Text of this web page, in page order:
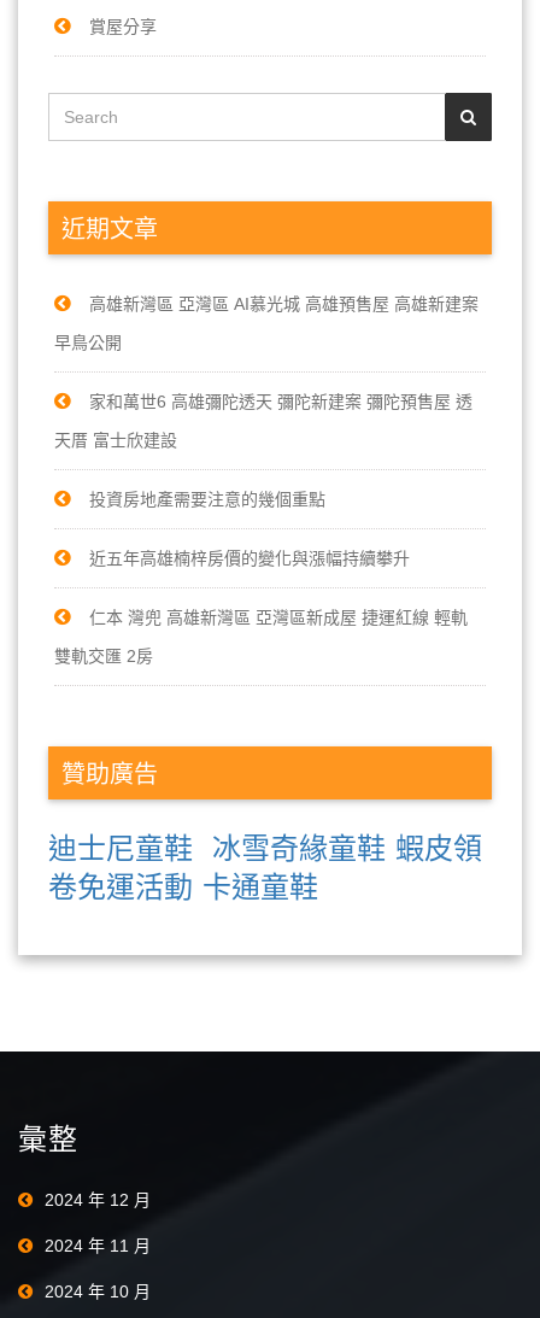
賞屋分享
近期文章
高雄新灣區 亞灣區 AI慕光城 高雄預售屋 高雄新建案
早鳥公開
家和萬世6 高雄彌陀透天 彌陀新建案 彌陀預售屋 透
天厝 富士欣建設
投資房地產需要注意的幾個重點
近五年高雄楠梓房價的變化與漲幅持續攀升
仁本 灣兜 高雄新灣區 亞灣區新成屋 捷運紅線 輕軌
雙軌交匯 2房
贊助廣告
迪士尼童鞋 冰雪奇緣童鞋 蝦皮領
卷免運活動 卡通童鞋
彙整
2024 年 12 月
2024 年 11 月
2024 年 10 月